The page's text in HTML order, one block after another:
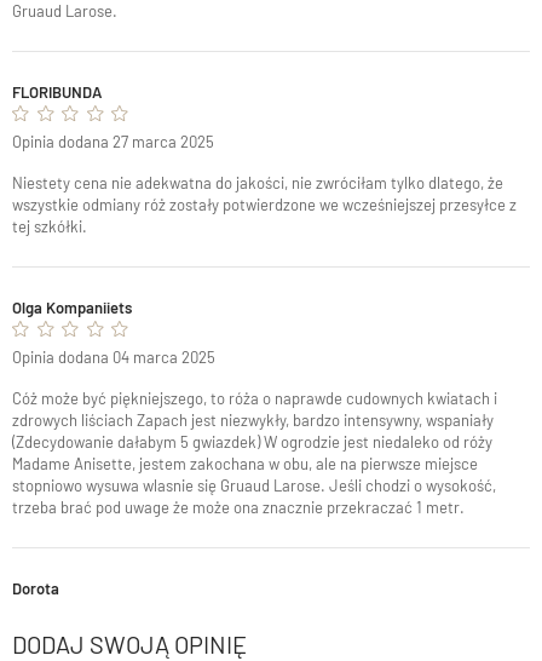
Gruaud Larose.
FLORIBUNDA
Niestety cena nie adekwatna do jakości, nie zwróciłam tylko dlatego, że
wszystkie odmiany róż zostały potwierdzone we wcześniejszej przesyłce z
tej szkółki.
Olga Kompaniiets
Opinia dodana 27 marca 2025
Cóż może być piękniejszego, to róża o naprawde cudownych kwiatach i
zdrowych liściach Zapach jest niezwykły, bardzo intensywny, wspaniały
(Zdecydowanie dałabym 5 gwiazdek) W ogrodzie jest niedaleko od róży
Madame Anisette, jestem zakochana w obu, ale na pierwsze miejsce
stopniowo wysuwa wlasnie się Gruaud Larose. Jeśli chodzi o wysokość,
trzeba brać pod uwage że może ona znacznie przekraczać 1 metr.
Dorota
Opinia dodana 04 marca 2025
DODAJ SWOJĄ OPINIĘ